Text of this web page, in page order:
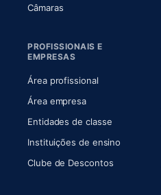
Câmaras(abre em nova aba)
PROFISSIONAIS E
EMPRESAS
Área profissional
Área empresa
Entidades de classe
Instituições de ensino
Clube de Descontos